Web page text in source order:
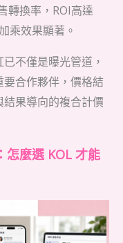
轉換率，ROI高達
乘效果顯著。
不僅是曝光管道，
合作夥伴，價格結
果導向的複合計價
怎麼選 KOL 才能